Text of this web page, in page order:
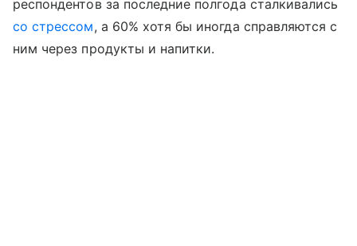
респондентов за последние полгода сталкивались
со стрессом, а 60% хотя бы иногда справляются с
ним через продукты и напитки.